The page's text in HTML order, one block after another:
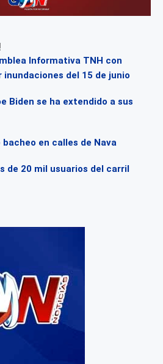
Informativa TNH con
del 15 de junio
Biden se ha extendido a sus
en calles de Nava
de 20 mil usuarios del carril